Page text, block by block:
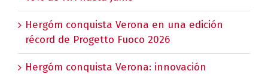
Hergóm conquista Verona en una edición
récord de Progetto Fuoco 2026
Hergóm conquista Verona: innovación